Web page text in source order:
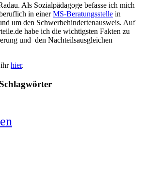
Als Sozialpädagoge befasse ich mich
in einerMS-Beratungsstelle in
um den Schwerbehindertenausweis. Auf
habe ich die wichtigsten Fakten zu
und den Nachteilsausgleichen
hier.